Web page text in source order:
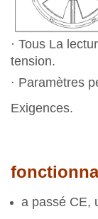
· Tous La
tension.
· Paramètres
Exigences.
a passé CE,